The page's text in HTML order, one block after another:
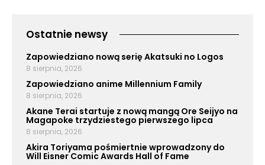
Ostatnie newsy
Zapowiedziano nową serię Akatsuki no Logos
8 sierpnia, 2026
Zapowiedziano anime Millennium Family
8 sierpnia, 2026
Akane Terai startuje z nową mangą Ore Seijyo na
Magapoke trzydziestego pierwszego lipca
8 sierpnia, 2026
Akira Toriyama pośmiertnie wprowadzony do
Will Eisner Comic Awards Hall of Fame